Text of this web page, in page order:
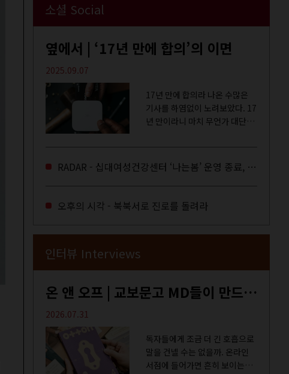
소셜 Social
옆에서 | ‘17년 만에 합의’의 이면
2025.09.07
17년 만에 합의라 나온 수많은
기사를 하염없이 노려보았다. 17
년 만이라니 마치 무언가 대단한
결정하는 심의기구인 최저임금
위원회에 대한 소식을 전하는 기
RADAR - 십대여성건강센터 ‘나는봄’ 운영 종료, 약자로부터 멀어지는 도시
오후의 시각 - 북북서로 진로를 돌려라
인터뷰 Interviews
온 앤 오프 | 교보문고 MD들이 만드는 종이 잡지 <어떤>
2026.07.31
독자들에게 조금 더 긴 호흡으로
말을 건넬 수는 없을까. 온라인
서점에 들어가면 흔히 보이는